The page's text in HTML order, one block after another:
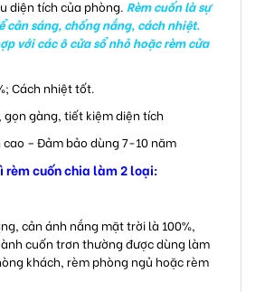
diện tích của phòng. Rèm cuốn là sự
cản sáng, chống nắng, cách nhiệt.
với các ô cửa sổ nhỏ hoặc rèm cửa
Cách nhiệt tốt.
gọn gàng, tiết kiệm diện tích
cao – Đảm bảo dùng 7-10 năm
rèm cuốn chia làm 2 loại:
cản ánh nắng mặt trời là 100%,
cuốn trơn thường được dùng làm
khách, rèm phòng ngủ hoặc rèm